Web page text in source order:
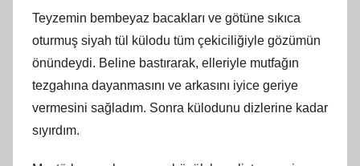
Teyzemin bembeyaz bacakları ve götüne sıkıca
oturmuş siyah tül külodu tüm çekiciliğiyle gözümün
önündeydi. Beline bastırarak, elleriyle mutfağın
tezgahına dayanmasını ve arkasını iyice geriye
vermesini sağladım. Sonra külodunu dizlerine kadar
sıyırdım.